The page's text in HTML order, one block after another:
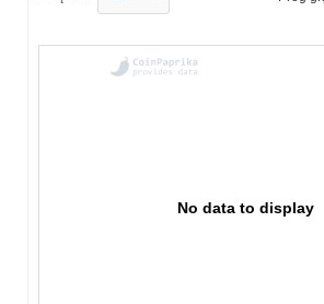
No data to display